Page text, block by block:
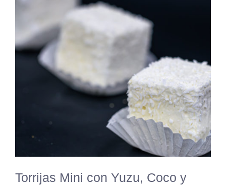
Torrijas Mini con Yuzu, Coco y